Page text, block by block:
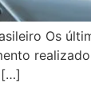
Os
[…]